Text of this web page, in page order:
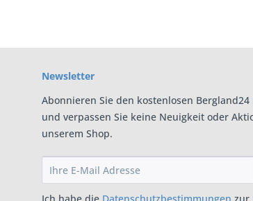
Newsletter
Abonnieren Sie den kostenlosen
und verpassen Sie keine Neuigkeit oder
unserem Shop.